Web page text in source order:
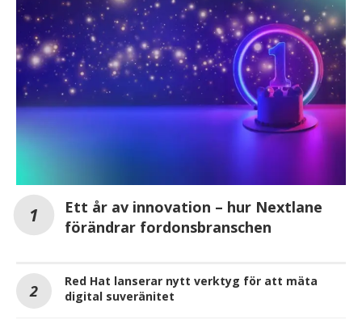
Ett år av innovation – hur Nextlane
förändrar fordonsbranschen
Red Hat lanserar nytt verktyg för att mäta
digital suveränitet